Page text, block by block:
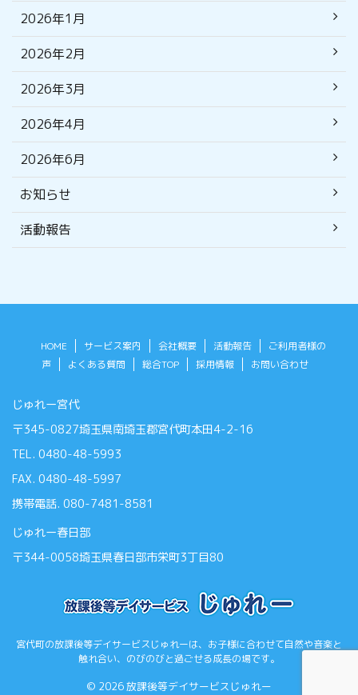
2026年1月
2026年2月
2026年3月
2026年4月
2026年6月
お知らせ
活動報告
HOME サービス案内 会社概要 活動報告
ご利用者様の
声
よくある質問 総合TOP 採用情報 お問い合わせ
じゅれー宮代
〒345-0827埼玉県南埼玉郡宮代町本田4-2-16
TEL. 0480-48-5993
FAX. 0480-48-5997
携帯電話. 080-7481-8581
じゅれー春日部
〒344-0058埼玉県春日部市栄町3丁目80
宮代町の放課後等デイサービスじゅれーは、お子様に合わせて自然や音楽と
触れ合い、のびのびと過ごせる成長の場です。
© 2026 放課後等デイサービスじゅれー